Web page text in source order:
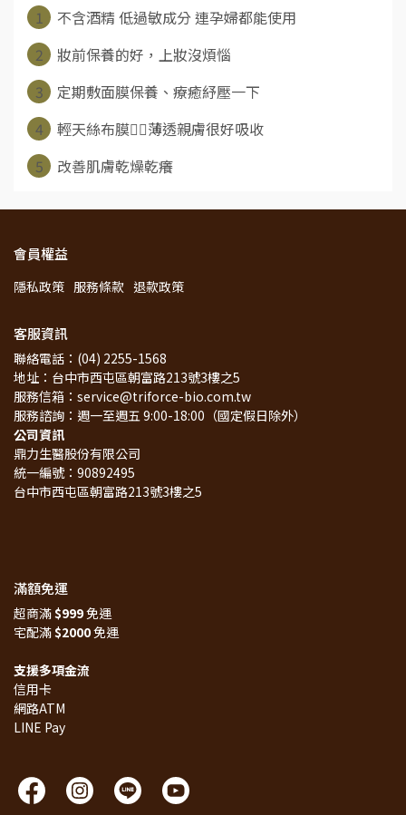
1
不含酒精 低過敏成分 連孕婦都能使用
2
妝前保養的好，上妝沒煩惱
3
定期敷面膜保養、療癒紓壓一下
4
輕天絲布膜👉🏻薄透親膚很好吸收
5
改善肌膚乾燥乾癢
會員權益
隱私政策 服務條款 退款政策
客服資訊
聯絡電話：(04) 2255-1568
地址：台中市西屯區朝富路213號3樓之5
服務信箱：service@triforce-bio.com.tw
服務諮詢：週一至週五 9:00-18:00（國定假日除外）
公司資訊
鼎力生醫股份有限公司
統一編號：90892495
台中市西屯區朝富路213號3樓之5
滿額免運
超商滿 $999 免運
宅配滿 $2000 免運
支援多項金流
信用卡
網路ATM
LINE Pay